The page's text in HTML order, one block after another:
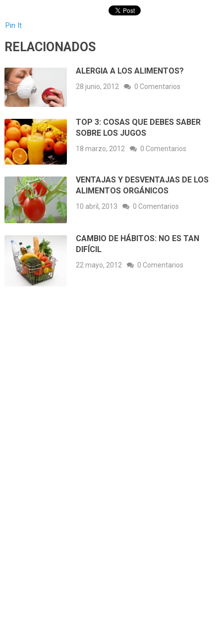
Pin It
RELACIONADOS
ALERGIA A LOS ALIMENTOS?
28 junio, 2012 0 Comentarios
TOP 3: COSAS QUE DEBES SABER
SOBRE LOS JUGOS
18 marzo, 2012 0 Comentarios
VENTAJAS Y DESVENTAJAS DE LOS
ALIMENTOS ORGÁNICOS
10 abril, 2013 0 Comentarios
CAMBIO DE HÁBITOS: NO ES TAN
DIFÍCIL
22 mayo, 2012 0 Comentarios